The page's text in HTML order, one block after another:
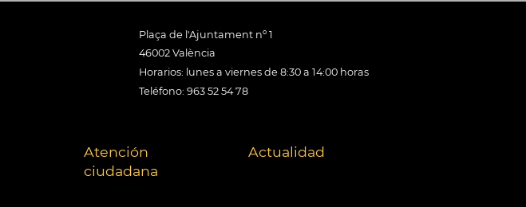
Plaça de l'Ajuntament nº 1
46002 València
Horarios: lunes a viernes de 8:30 a 14:00 horas
Teléfono: 963 52 54 78
Atención
ciudadana
Actualidad